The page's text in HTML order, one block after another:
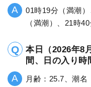
01時19分（満潮
（満潮）、21時
本日（2026年8
間、日の入り時
月齢：25.7、潮